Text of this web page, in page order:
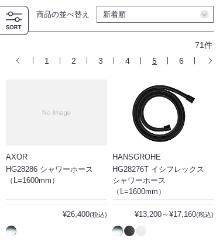
商品の並べ替え
71件
1
2 3 4 5 6
AXOR
HG28286 シャワーホース
（L=1600mm）
¥26,400(税込)
HANSGROHE
HG28276T イシフレックス
シャワーホース
（L=1600mm）
¥13,200～¥17,160(税込)